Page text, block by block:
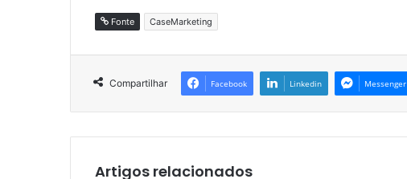
Fonte CaseMarketing
Compartilhar Facebook Linkedin Messenger
Artigos relacionados